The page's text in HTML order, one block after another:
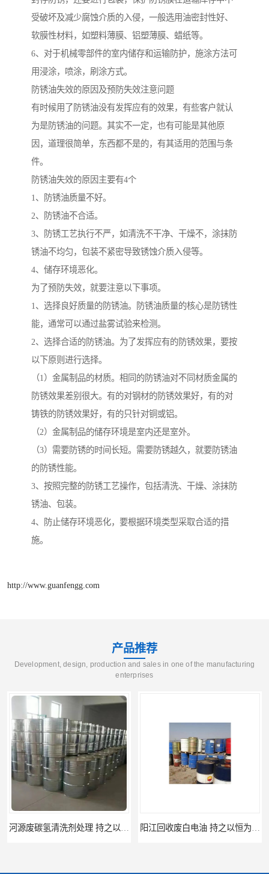
受破坏及减少腐蚀介质的入侵，一般选用油密封性好、
软膜性材料，如塑料薄膜、铝塑薄膜、蜡纸等。
6、对于机械零部件的室内储存和运输防护，施涂方法可
用浸涂，喷涂，刷涂方式。
防锈油失效的原因及预防失效注意问题
有时候用了防锈油没有发挥应有的效果，有些客户就认
为是防锈油的问题。其实不一定，也有可能是其他原
因，道理很简单，东西都不是的，有其适用的范围与条
件。
防锈油失效的原因主要有4个
1、防锈油质量不好。
2、防锈油不合适。
3、防锈工艺执行不严，如清洗不干净、干燥不，涂抹防
锈油不均匀，包装不紧密导致锈蚀介质入侵等。
4、储存环境恶化。
为了预防失效，就要注意以下事项。
1、选择良好质量的防锈油。防锈油质量的核心是防锈性
能，通常可以通过盐雾试验来检测。
2、选择合适的防锈油。为了发挥应有的防锈效果，要按
以下原则进行选择。
（1）金属制品的材质。相同的防锈油对不同材质金属的
防锈效果差别很大。有的对钢材的防锈效果好，有的对
铸铁的防锈效果好，有的只针对铜或铝。
（2）金属制品的储存环境是室内还是室外。
（3）需要防锈的时间长短。需要防锈越久，就要防锈油
的防锈性能。
3、按照完整的防锈工艺操作，包括清洗、干燥、涂抹防
锈油、包装。
4、防止储存环境恶化，要根据环境类型采取合适的措
施。
http://www.guanfengg.com
产品推荐
Development, design, production and sales in one of the manufacturing
enterprises
梅州回收废碳氢清洗剂 现款交易